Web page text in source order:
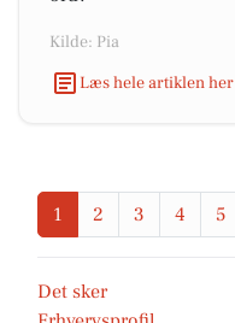
Kilde: Pia
Læs hele artiklen her
1 2 3 4 5
Det sker